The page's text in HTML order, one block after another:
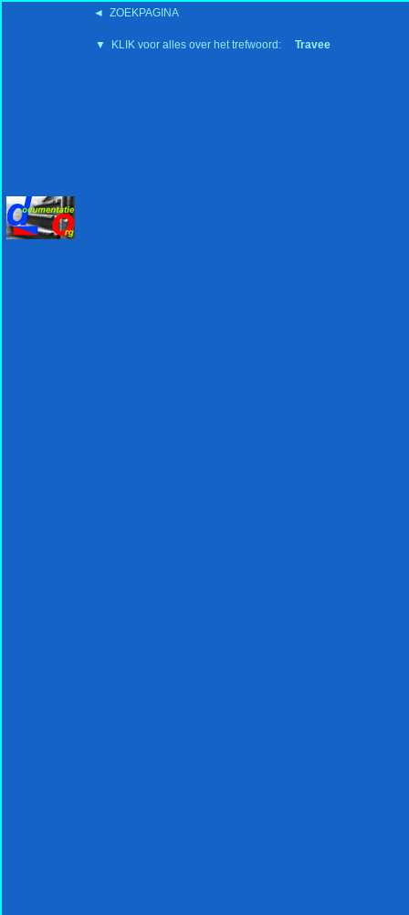
◄ ZOEKPAGINA
▼ KLIK voor alles over het trefwoord: Travee
'15:19 19-2-2008